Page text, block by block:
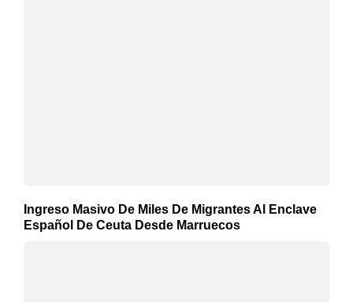
Ingreso Masivo De Miles De Migrantes Al Enclave
Español De Ceuta Desde Marruecos